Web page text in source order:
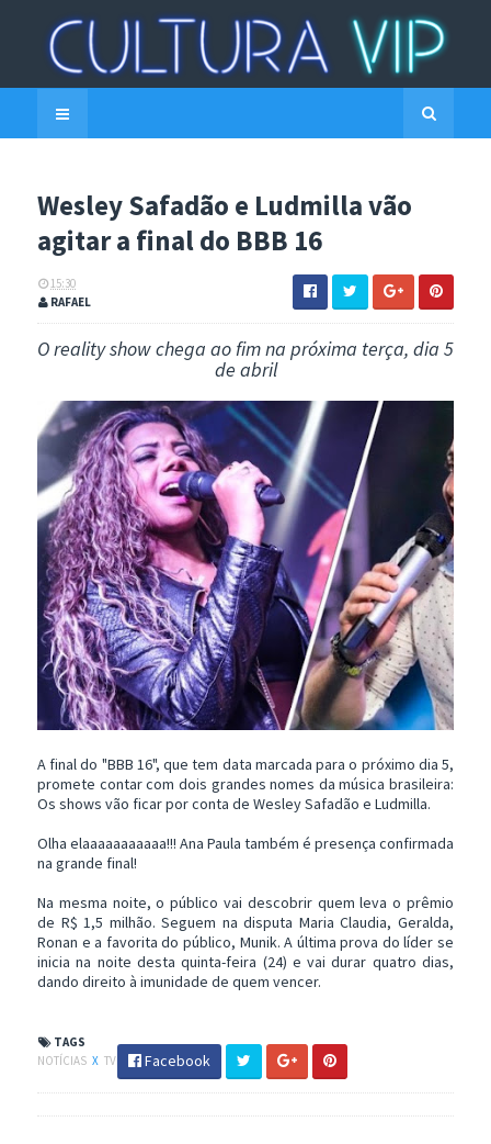
Wesley Safadão e Ludmilla vão
agitar a final do BBB 16
15:30
RAFAEL
O reality show chega ao fim na próxima terça, dia 5
de abril
A final do "BBB 16", que tem data marcada para o próximo dia 5,
promete contar com dois grandes nomes da música brasileira:
Os shows vão ficar por conta de Wesley Safadão e Ludmilla.
Olha elaaaaaaaaaaa!!! Ana Paula também é presença confirmada
na grande final!
Na mesma noite, o público vai descobrir quem leva o prêmio
de R$ 1,5 milhão. Seguem na disputa Maria Claudia, Geralda,
Ronan e a favorita do público, Munik. A última prova do líder se
inicia na noite desta quinta-feira (24) e vai durar quatro dias,
dando direito à imunidade de quem vencer.
TAGS
NOTÍCIAS X TV Facebook